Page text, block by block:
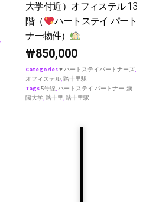
大学付近）オフィステル 13
階（
ハートステイ パート
ナー物件）
₩850,000
Categories♥ ハートステイパートナーズ
オフィステル 踏十里駅
Tags 5号線 ハートステイ パートナー 漢
陽大学 踏十里 踏十里駅